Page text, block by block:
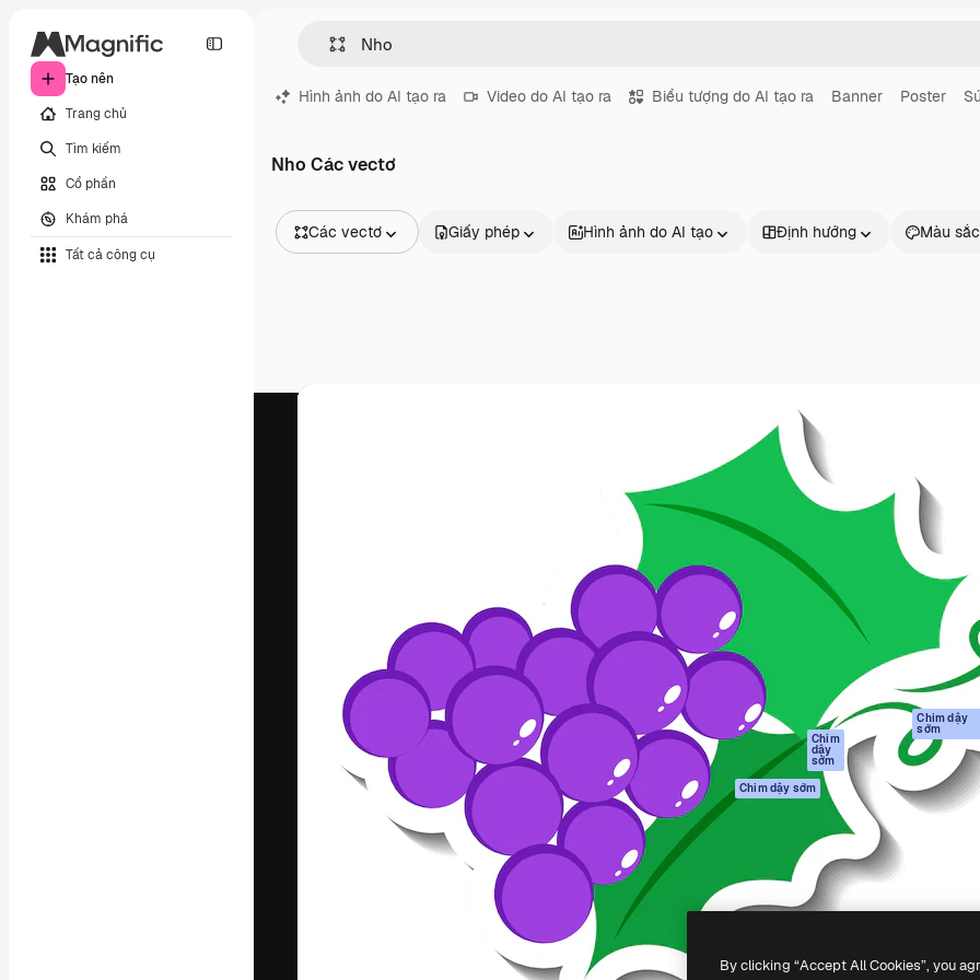
Tạo nên
Trang chủ
Tìm kiếm
Cổ phần
Khám phá
Tất cả công cụ
Hình ảnh do AI tạo ra Video do AI tạo ra Biểu tượng do AI tạo ra Banner Poster
Nho Các vectơ
Các vectơ
Video
Giấy phép Hình ảnh do AI tạo Định hướng Màu sắc
Nền tảng sáng tạo giúp bạn làm chủ những
tác phẩm xuất sắc nhất. Hơn 1 triệu người
đăng ký đến từ các nhà sáng tạo, doanh
Tiếng Việt
Spaces
Trợ Lý AI
Trình tạo hình ảnh
Trình tạo video AI
Máy phát giọng nói
AI
Nội dung kho
MCP dành cho
Claude/ChatGPT
Chim
dậy
sớm
Agents Chim dậy sớm
Giao diện lập trình
ứng dụng (API)
Ứng dụng di động
Tất cả các công cụ
Magnific
Bắt đầu
Academy
Tài liệu
Điều khoản sử
dụng
Chính sách bảo
mật
Bản
gốc
Chim dậy
sớm
Chính sách
Trung tâm tin cậy
Đối tác liên kết
Công ty
By clicking “Accept All Cookies”, you